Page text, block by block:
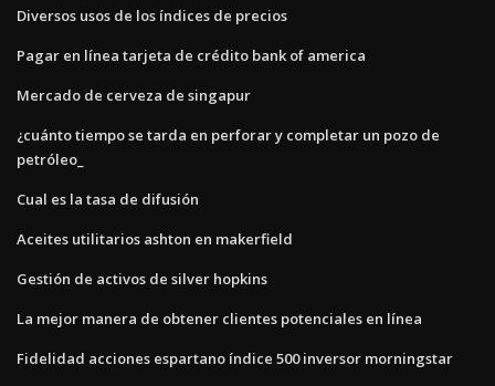
Diversos usos de los índices de precios
Pagar en línea tarjeta de crédito bank of america
Mercado de cerveza de singapur
¿cuánto tiempo se tarda en perforar y completar un pozo de
petróleo_
Cual es la tasa de difusión
Aceites utilitarios ashton en makerfield
Gestión de activos de silver hopkins
La mejor manera de obtener clientes potenciales en línea
Fidelidad acciones espartano índice 500 inversor morningstar